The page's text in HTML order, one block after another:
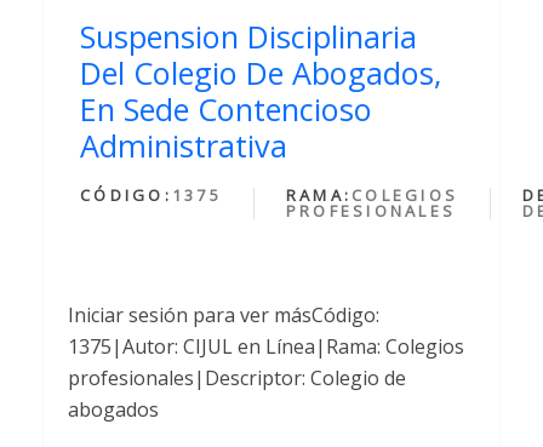
Suspension Disciplinaria
Del Colegio De Abogados,
En Sede Contencioso
Administrativa
CÓDIGO: 1375 RAMA: COLEGIOS
PROFESIONALES
Iniciar sesión para ver másCódigo:
1375|Autor: CIJUL en Línea|Rama: Colegios
profesionales|Descriptor: Colegio de
abogados